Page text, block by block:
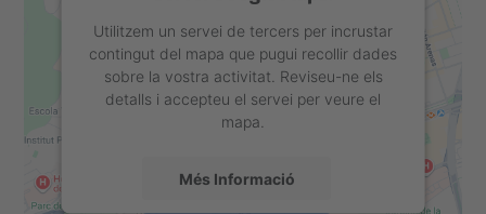
Utilitzem un servei de tercers per incrustar
contingut del mapa que pugui recollir dades
sobre la vostra activitat. Reviseu-ne els
detalls i accepteu el servei per veure el
mapa.
Més Informació